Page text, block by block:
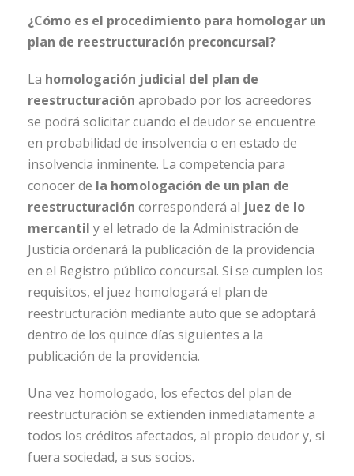
¿Cómo es el procedimiento para homologar un
plan de reestructuración preconcursal?
La homologación judicial del plan de
reestructuración aprobado por los acreedores
se podrá solicitar cuando el deudor se encuentre
en probabilidad de insolvencia o en estado de
insolvencia inminente. La competencia para
conocer de la homologación de un plan de
reestructuración corresponderá al juez de lo
mercantil y el letrado de la Administración de
Justicia ordenará la publicación de la providencia
en el Registro público concursal. Si se cumplen los
requisitos, el juez homologará el plan de
reestructuración mediante auto que se adoptará
dentro de los quince días siguientes a la
publicación de la providencia.
Una vez homologado, los efectos del plan de
reestructuración se extienden inmediatamente a
todos los créditos afectados, al propio deudor y, si
fuera sociedad, a sus socios.